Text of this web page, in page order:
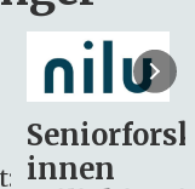
søker